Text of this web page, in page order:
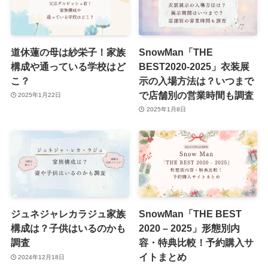
道休蓮の母は紗栄子！家族
構成や通っている学校はど
こ？
2025年1月22日
SnowMan「THE
BEST2020-2025」衣装展
示の入場方法は？いつまで
で店舗別の営業時間も調査
2025年1月8日
ジュネジャレカラジュ家族
構成は？子供はいるのかも
調査
2024年12月18日
SnowMan「THE BEST
2020 – 2025」形態別内
容・特典比較！予約購入サ
イトまとめ